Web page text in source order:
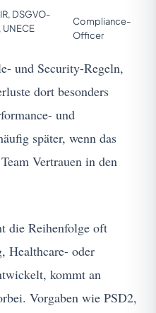
DSGVO-
UNECE
Compliance-
Officer
und Security-Regeln,
dort besonders
und
später, wenn das
Vertrauen in den
die Reihenfolge oft
Healthcare- oder
kommt an
Vorgaben wie PSD2,